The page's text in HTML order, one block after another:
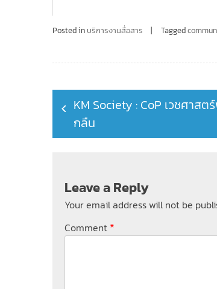
Posted in บริการงานสื่อสาร Tagged
Post
navigation
KM Society : CoP เวชศาส
กลืน
Leave a Reply
Your email address will not be
Comment *